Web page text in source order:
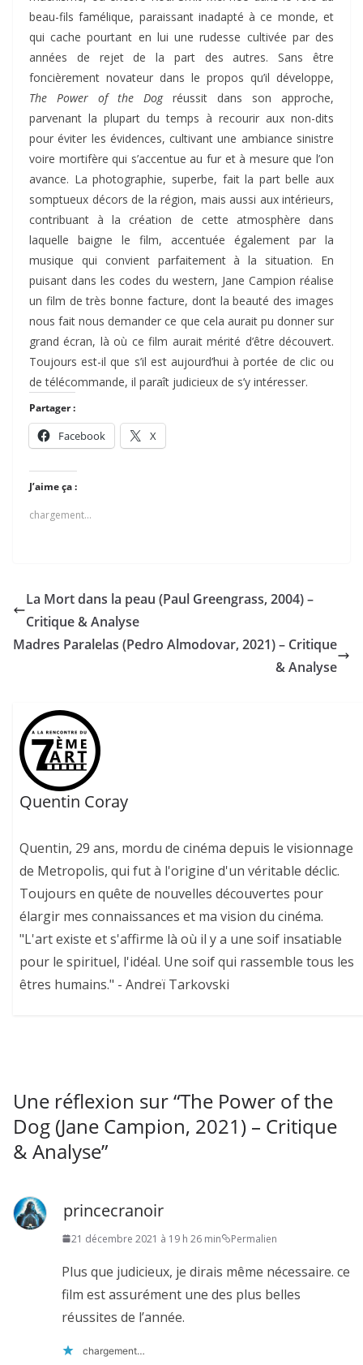
beau-fils famélique, paraissant inadapté à ce monde, et
qui cache pourtant en lui une rudesse cultivée par des
années de rejet de la part des autres. Sans être
foncièrement novateur dans le propos qu’il développe,
The Power of the Dogréussit dans son approche,
parvenant la plupart du temps à recourir aux non-dits
pour éviter les évidences, cultivant une ambiance sinistre
voire mortifère qui s’accentue au fur et à mesure que l’on
avance. La photographie, superbe, fait la part belle aux
somptueux décors de la région, mais aussi aux intérieurs,
contribuant à la création de cette atmosphère dans
laquelle baigne le film, accentuée également par la
musique qui convient parfaitement à la situation. En
puisant dans les codes du western, Jane Campion réalise
un film de très bonne facture, dont la beauté des images
nous fait nous demander ce que cela aurait pu donner sur
grand écran, là où ce film aurait mérité d’être découvert.
Toujours est-il que s’il est aujourd’hui à portée de clic ou
de télécommande, il paraît judicieux de s’y intéresser.
Partager :
Facebook X
J’aime ça :
chargement…
La Mort dans la peau (Paul Greengrass, 2004) –
Critique & Analyse
Madres Paralelas (Pedro Almodovar, 2021) – Critique
& Analyse
Quentin Coray
Quentin, 29 ans, mordu de cinéma depuis le visionnage
de Metropolis, qui fut à l'origine d'un véritable déclic.
Toujours en quête de nouvelles découvertes pour
élargir mes connaissances et ma vision du cinéma.
"L'art existe et s'affirme là où il y a une soif insatiable
pour le spirituel, l'idéal. Une soif qui rassemble tous les
êtres humains." - Andreï Tarkovski
Une réflexion sur “The Power of the
Dog (Jane Campion, 2021) – Critique
& Analyse”
princecranoir
21 décembre 2021 à 19 h 26 min Permalien
Plus que judicieux, je dirais même nécessaire. ce
film est assurément une des plus belles
réussites de l’année.
chargement…